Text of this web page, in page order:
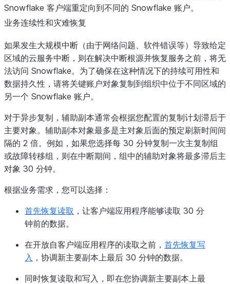
Snowflake 客户端重定向到不同的 Snowflake 账户。
业务连续性和灾难恢复
如果发生大规模中断（由于网络问题、软件错误等）导致给定
区域的云服务中断，则在解决中断根源并恢复服务之前，将无
法访问 Snowflake。为了确保在这种情况下的持续可用性和
数据持久性，请将关键账户对象复制到组织中位于不同区域的
另一个 Snowflake 账户。
对于异步复制，辅助副本通常会根据您配置的复制计划滞后于
主要对象。辅助副本对象最多是主对象后面的预定刷新时间间
隔的 2 倍。例如，如果您选择每 30 分钟复制一次主复制组
或故障转移组，则在中断期间，组中的辅助对象将最多滞后主
对象 30 分钟。
根据业务需求，您可以选择：
首先恢复读取 ，让客户端应用程序能够读取 30 分
钟前的数据。
在开放自客户端应用程序的读取之前， 首先恢复写
入 ，协调新主要副本上最后 30 分钟的数据。
同时恢复读取和写入，即在您协调新主要副本上最